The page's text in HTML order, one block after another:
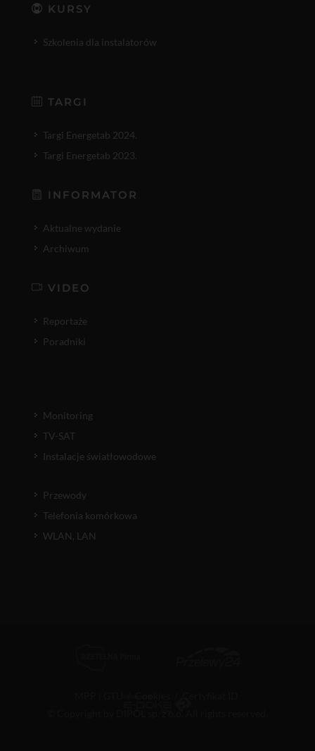
KURSY
Szkolenia dla instalatorów
TARGI
Targi Energetab 2024.
Targi Energetab 2023.
INFORMATOR
Aktualne wydanie
Archiwum
VIDEO
Reportaże
Poradniki
Monitoring
TV-SAT
Instalacje światłowodowe
Przewody
Telefonia komórkowa
WLAN, LAN